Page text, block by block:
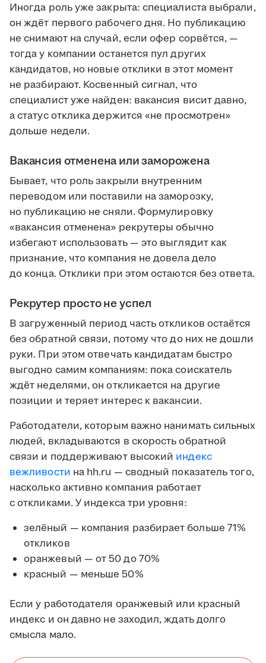
Иногда роль уже закрыта: специалиста выбрали,
он ждёт первого рабочего дня. Но публикацию
не снимают на случай, если офер сорвётся, —
тогда у компании останется пул других
кандидатов, но новые отклики в этот момент
не разбирают. Косвенный сигнал, что
специалист уже найден: вакансия висит давно,
а статус отклика держится «не просмотрен»
дольше недели.
Вакансия отменена или заморожена
Бывает, что роль закрыли внутренним
переводом или поставили на заморозку,
но публикацию не сняли. Формулировку
«вакансия отменена» рекрутеры обычно
избегают использовать — это выглядит как
признание, что компания не довела дело
до конца. Отклики при этом остаются без ответа.
Рекрутер просто не успел
В загруженный период часть откликов остаётся
без обратной связи, потому что до них не дошли
руки. При этом отвечать кандидатам быстро
выгодно самим компаниям: пока соискатель
ждёт неделями, он откликается на другие
позиции и теряет интерес к вакансии.
Работодатели, которым важно нанимать сильных
людей, вкладываются в скорость обратной
связи и поддерживают высокий индекс
вежливости на hh.ru — сводный показатель того,
насколько активно компания работает
с откликами. У индекса три уровня:
зелёный — компания разбирает больше 71%
откликов
оранжевый — от 50 до 70%
красный — меньше 50%
Если у работодателя оранжевый или красный
индекс и он давно не заходил, ждать долго
смысла мало.